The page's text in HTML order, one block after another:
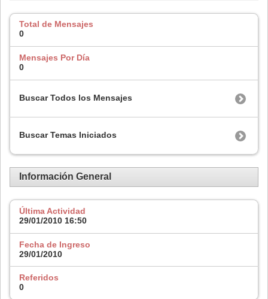
Total de Mensajes
0
Mensajes Por Día
0
Buscar Todos los Mensajes
Buscar Temas Iniciados
Información General
Última Actividad
29/01/2010 16:50
Fecha de Ingreso
29/01/2010
Referidos
0